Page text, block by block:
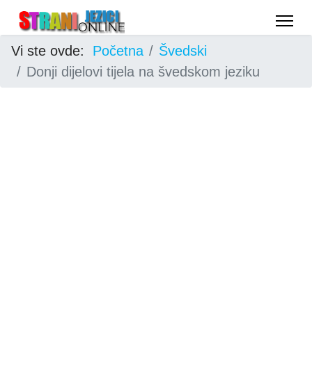
Vi ste ovde: Početna
Švedski
Donji dijelovi tijela na švedskom jeziku